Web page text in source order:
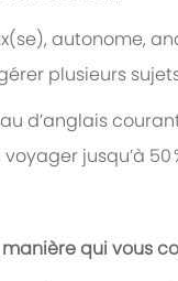
autonome,
plusieurs
d’anglais
jusqu’à 50
qui vous